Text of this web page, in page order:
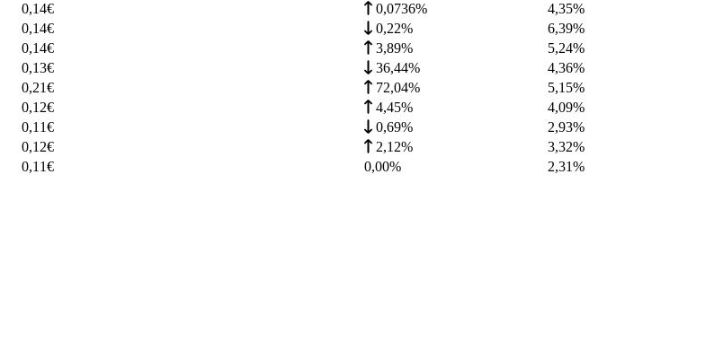
0,14€ 0,0736% 4,35%
0,14€ 0,22% 6,39%
0,14€ 3,89% 5,24%
0,13€ 36,44% 4,36%
0,21€ 72,04% 5,15%
0,12€ 4,45% 4,09%
0,11€ 0,69% 2,93%
0,12€ 2,12% 3,32%
0,11€ 0,00% 2,31%